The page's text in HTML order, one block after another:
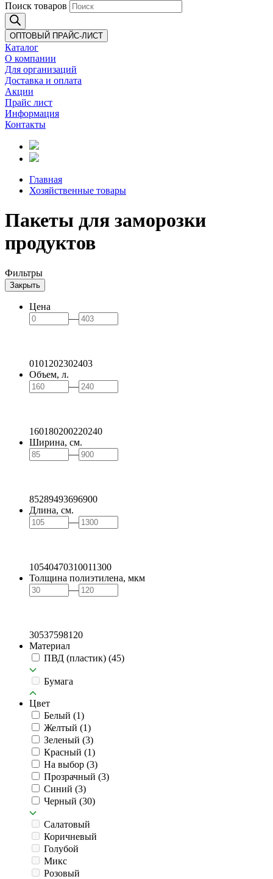
Поиск товаров
ОПТОВЫЙ ПРАЙС-ЛИСТ
Каталог
О компании
Для организаций
Доставка и оплата
Акции
Прайс лист
Информация
Контакты
Главная
Хозяйственные товары
Пакеты для заморозки
продуктов
Фильтры
Закрыть
Цена
—
0101 202302403
Объем, л.
—
160180200220240
Ширина, см.
—
85289493696900
Длина, см.
—
10540470310011300
Толщина полиэтилена, мкм
—
30537598120
Материал
ПВД (пластик) (45)
Бумага
Цвет
Белый (1)
Желтый (1)
Зеленый (3)
Красный (1)
На выбор (3)
Прозрачный (3)
Синий (3)
Черный (30)
Салатовый
Коричневый
Голубой
Микс
Розовый